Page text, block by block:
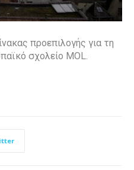
προεπιλογής για τη
σχολείο MOL.